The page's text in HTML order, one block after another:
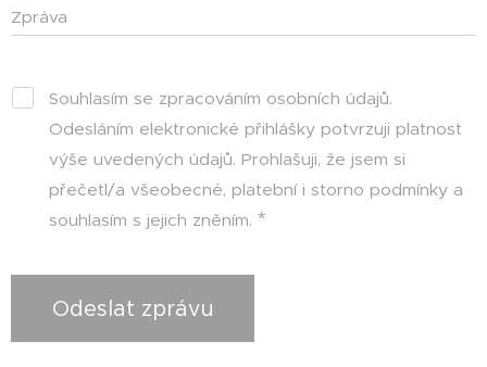
Zpráva
Souhlasím se zpracováním osobních údajů.
Odesláním elektronické přihlášky potvrzuji platnost
výše uvedených údajů. Prohlašuji, že jsem si
přečetl/a všeobecné, platební i storno podmínky a
souhlasím s jejich zněním.
Odeslat zprávu